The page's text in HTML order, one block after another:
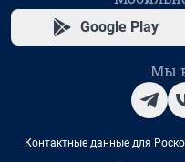
Google Play
Мы
Контактные данные для